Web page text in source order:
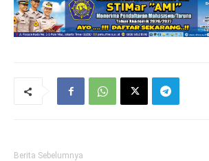
Berita Sebelumnya